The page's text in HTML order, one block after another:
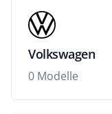
Volkswagen
0 Modelle